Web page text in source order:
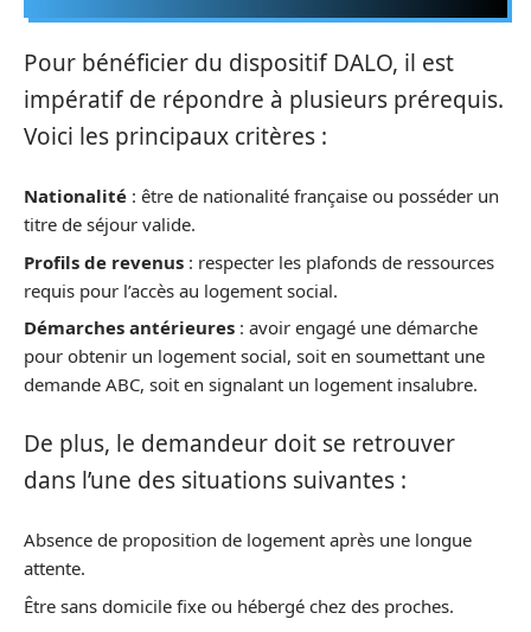
Pour bénéficier du dispositif DALO, il est
impératif de répondre à plusieurs prérequis.
Voici les principaux critères :
Nationalité : être de nationalité française ou posséder un
titre de séjour valide.
Profils de revenus : respecter les plafonds de ressources
requis pour l’accès au logement social.
Démarches antérieures : avoir engagé une démarche
pour obtenir un logement social, soit en soumettant une
demande ABC, soit en signalant un logement insalubre.
De plus, le demandeur doit se retrouver
dans l’une des situations suivantes :
Absence de proposition de logement après une longue
attente.
Être sans domicile fixe ou hébergé chez des proches.